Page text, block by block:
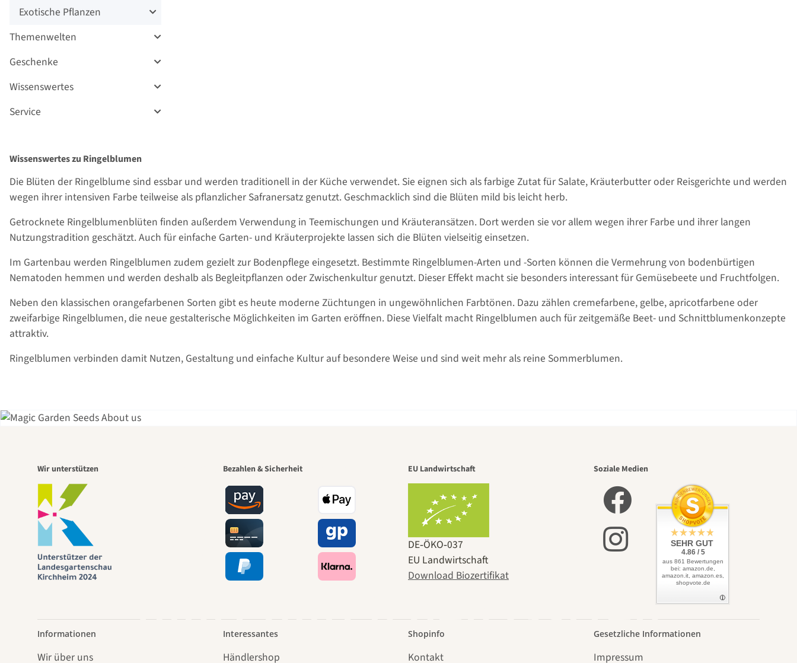
Exotische Pflanzen
Themenwelten
Geschenke
Wissenswertes
Service
Wissenswertes zu Ringelblumen
Die Blüten der Ringelblume sind essbar und werden traditionell in der Küche verwendet. Sie eignen sich als farbige Zutat für Salate, Kräuterbutter oder Reisgerichte und werden
wegen ihrer intensiven Farbe teilweise als pflanzlicher Safranersatz genutzt. Geschmacklich sind die Blüten mild bis leicht herb.
Getrocknete Ringelblumenblüten finden außerdem Verwendung in Teemischungen und Kräuteransätzen. Dort werden sie vor allem wegen ihrer Farbe und ihrer langen
Nutzungstradition geschätzt. Auch für einfache Garten- und Kräuterprojekte lassen sich die Blüten vielseitig einsetzen.
Im Gartenbau werden Ringelblumen zudem gezielt zur Bodenpflege eingesetzt. Bestimmte Ringelblumen-Arten und -Sorten können die Vermehrung von bodenbürtigen
Nematoden hemmen und werden deshalb als Begleitpflanzen oder Zwischenkultur genutzt. Dieser Effekt macht sie besonders interessant für Gemüsebeete und Fruchtfolgen.
Neben den klassischen orangefarbenen Sorten gibt es heute moderne Züchtungen in ungewöhnlichen Farbtönen. Dazu zählen cremefarbene, gelbe, apricotfarbene oder
zweifarbige Ringelblumen, die neue gestalterische Möglichkeiten im Garten eröffnen. Diese Vielfalt macht Ringelblumen auch für zeitgemäße Beet- und Schnittblumenkonzepte
attraktiv.
Ringelblumen verbinden damit Nutzen, Gestaltung und einfache Kultur auf besondere Weise und sind weit mehr als reine Sommerblumen.
Einer der schönsten
Wege zu uns selbst
führt durch den Garten
Wir unterstützen Bezahlen & Sicherheit EU Landwirtschaft
DE‑ÖKO‑037
EU Landwirtschaft
Download Biozertifikat
Soziale Medien
SEHR GUT
4.86 / 5
aus 861 Bewertungen
bei: amazon.de,
amazon.it, amazon.es,
shopvote.de
Informationen
Wir über uns
Interessantes
Händlershop
Shopinfo
Kontakt
Gesetzliche Informationen
Impressum